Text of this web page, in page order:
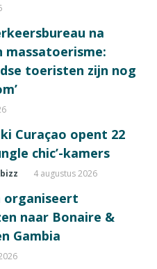
na
toeristen zijn nog
Curaçao opent 22
chic’-kamers
4 augustus 2026
organiseert
naar Bonaire &
Gambia